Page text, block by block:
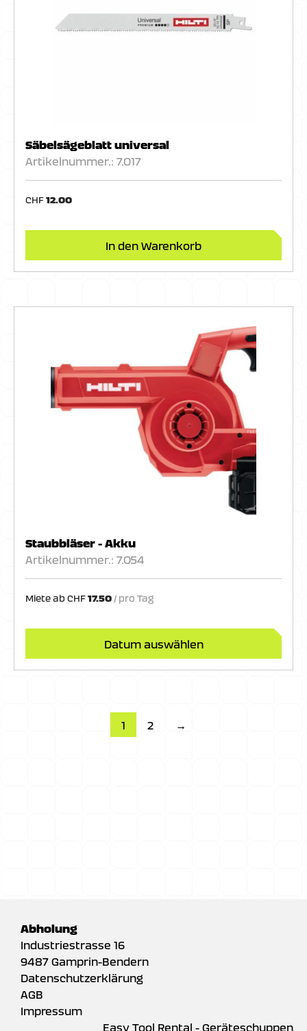
Säbelsägeblatt universal
Artikelnummer.: 7.017
CHF12.00
In den Warenkorb
Staubbläser - Akku
Artikelnummer.: 7.054
Miete abCHF17.50
Datum auswählen
1 2 →
Abholung
Industriestrasse 16
9487 Gamprin-Bendern
Datenschutzerklärung
AGB
Impressum
Easy Tool Rental - Geräteschuppen